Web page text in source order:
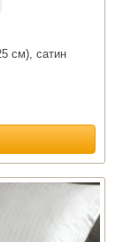
см), сатин